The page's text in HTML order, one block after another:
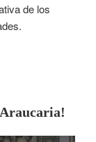
de los